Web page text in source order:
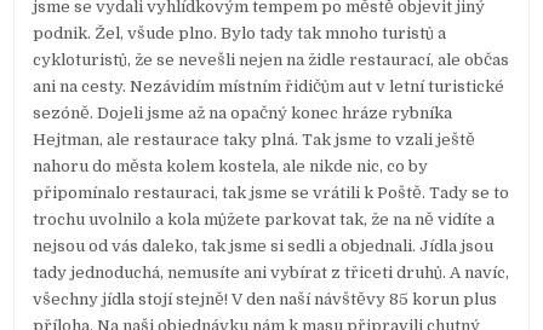
jsme se vydali vyhlídkovým tempem po městě objevit jiný
podnik. Žel, všude plno. Bylo tady tak mnoho turistů a
cykloturistů, že se nevešli nejen na židle restaurací, ale občas
ani na cesty. Nezávidím místním řidičům aut v letní turistické
sezóně. Dojeli jsme až na opačný konec hráze rybníka
Hejtman, ale restaurace taky plná. Tak jsme to vzali ještě
nahoru do města kolem kostela, ale nikde nic, co by
připomínalo restauraci, tak jsme se vrátili k Poště. Tady se to
trochu uvolnilo a kola můžete parkovat tak, že na ně vidíte a
nejsou od vás daleko, tak jsme si sedli a objednali. Jídla jsou
tady jednoduchá, nemusíte ani vybírat z třiceti druhů. A navíc,
všechny jídla stojí stejně! V den naší návštěvy 85 korun plus
příloha. Na naši objednávku nám k masu připravili chutný